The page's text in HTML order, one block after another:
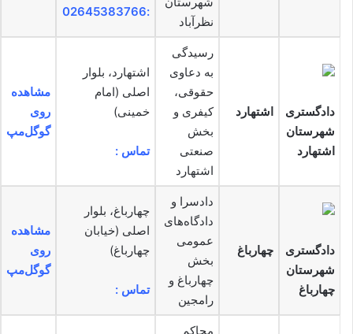
نظرآباد
:02645383766
دادگستری
شهرستان
اشتهارد
اشتهارد
رسیدگی
به دعاوی
حقوقی،
کیفری و
بخش
صنعتی
اشتهارد
اشتهارد، بلوار
اصلی (امام
خمینی)
تماس :
مشاهده
روی
گوگل‌مپ
دادگستری
شهرستان
چهارباغ
چهارباغ
دادسرا و
دادگاه‌های
عمومی
بخش
چهارباغ و
رامجین
چهارباغ، بلوار
اصلی (خیابان
چهارباغ)
تماس :
مشاهده
روی
گوگل‌مپ
محاکم